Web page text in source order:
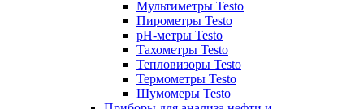
Мультиметры Testo
Пирометры Testo
pH-метры Testo
Тахометры Testo
Тепловизоры Testo
Термометры Testo
Шумомеры Testo